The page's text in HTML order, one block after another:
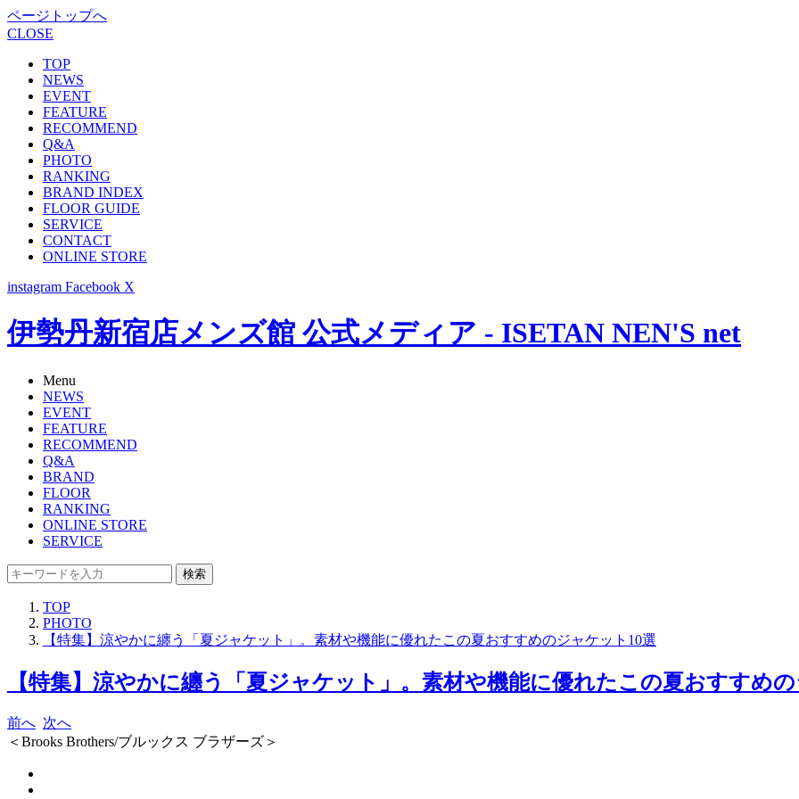
ページトップへ
CLOSE
TOP
NEWS
EVENT
FEATURE
RECOMMEND
Q&A
PHOTO
RANKING
BRAND INDEX
FLOOR GUIDE
SERVICE
CONTACT
ONLINE STORE
instagram Facebook X
伊勢丹新宿店メンズ館 公式メディア - ISETAN NEN'S net
Menu
NEWS
EVENT
FEATURE
RECOMMEND
Q&A
BRAND
FLOOR
RANKING
ONLINE STORE
SERVICE
検索
TOP
PHOTO
【特集】涼やかに纏う「夏ジャケット」。素材や機能に優れたこの夏おすすめのジャケット10選
【特集】涼やかに纏う「夏ジャケット」。素材や機能に優れたこの夏おすすめ
前へ 次へ
＜Brooks Brothers/ブルックス ブラザーズ＞